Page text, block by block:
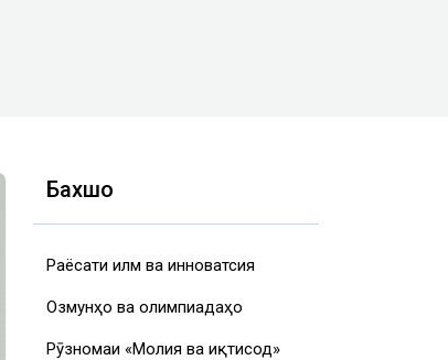
Бахшҳо
Раёсати илм ва инноватсия
Озмунҳо ва олимпиадаҳо
Рӯзномаи «Молия ва иқтисод»